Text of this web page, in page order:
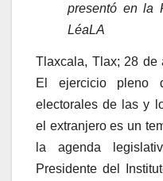
presentó en la
LéaLA
Tlaxcala, Tlax; 28 de
El ejercicio pleno
electorales de las y
el extranjero es un
la agenda
Presidente del